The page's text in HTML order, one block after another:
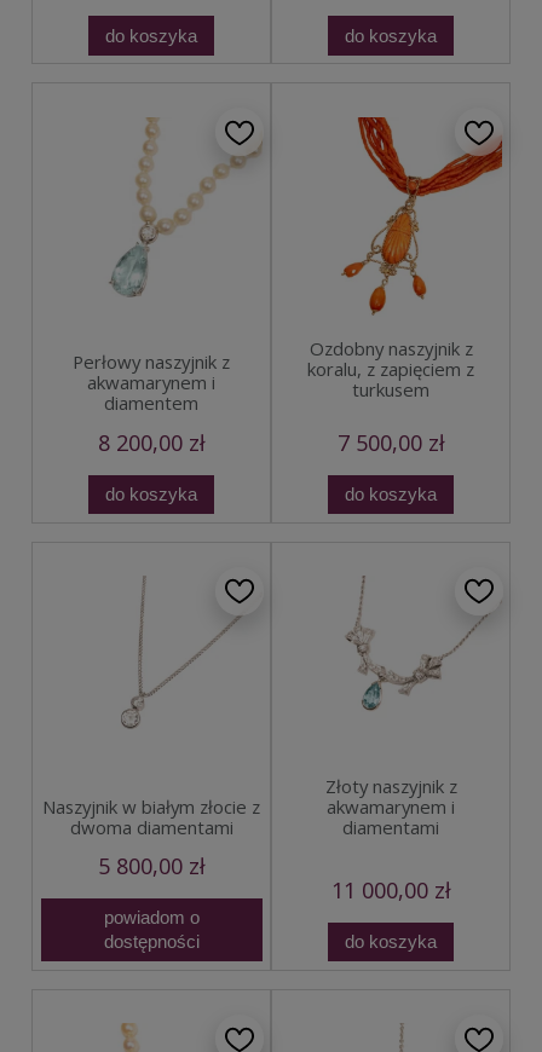
do koszyka do koszyka
Perłowy naszyjnik z
akwamarynem i
diamentem
8 200,00 zł
do koszyka
Ozdobny naszyjnik z
koralu, z zapięciem z
turkusem
7 500,00 zł
do koszyka
Naszyjnik w białym złocie z
dwoma diamentami
5 800,00 zł
powiadom o
dostępności
Złoty naszyjnik z
akwamarynem i
diamentami
11 000,00 zł
do koszyka